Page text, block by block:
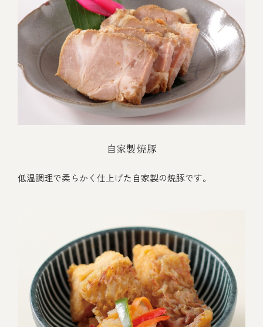
自家製焼豚
低温調理で柔らかく仕上げた自家製の焼豚です。